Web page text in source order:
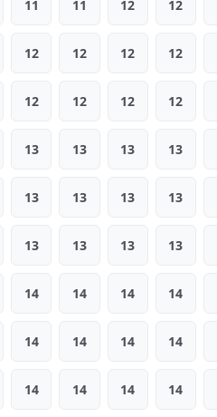
11 11 12 12
12 12 12 12
12 12 12 12
13 13 13 13
13 13 13 13
13 13 13 13
14 14 14 14
14 14 14 14
14 14 14 14